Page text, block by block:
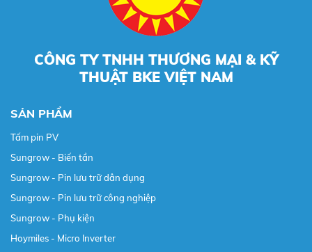
CÔNG TY TNHH THƯƠNG MẠI & KỸ
THUẬT BKE VIỆT NAM
SẢN PHẨM
Tấm pin PV
Sungrow - Biến tần
Sungrow - Pin lưu trữ dân dụng
Sungrow - Pin lưu trữ công nghiệp
Sungrow - Phụ kiện
Hoymiles - Micro Inverter